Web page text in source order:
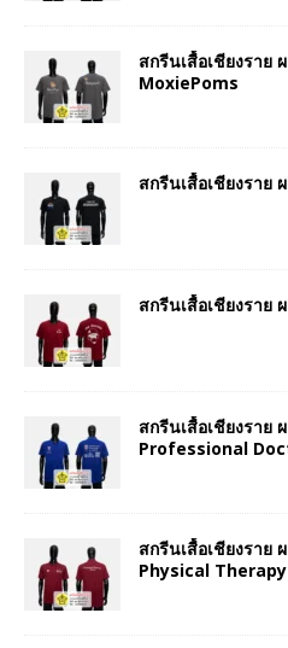
สกรีนเสื้อเชียงราย
MoxiePoms
สกรีนเสื้อเชียงราย
สกรีนเสื้อเชียงราย
สกรีนเสื้อเชียงราย
Professional
สกรีนเสื้อเชียงราย
Physical